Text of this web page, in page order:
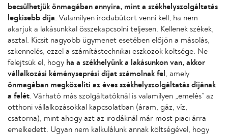
becsülhetjük önmagában annyira, mint a székhelyszolgáltatás
legkisebb díja . Valamilyen irodabútort venni kell, ha nem
akarjuk a lakásunkkal összekapcsolni teljesen. Kellenek székek,
asztal. Kicsit nagyobb ügymenet esetében előjön a másolás,
szkennelés, ezzel a számítástechnikai eszközök költsége. Ne
felejtsük el, hogy ha a székhelyünk a lakásunkon van, akkor
vállalkozási kéményseprési díjat számolnak fel
, amely
önmagában megközelíti az éves székhelyszolgáltatás díjának
a felét . Várható más szolgáltatóknál is valamilyen „emelés” az
otthoni vállalkozásokkal kapcsolatban (áram, gáz, víz,
csatorna), mint ahogy azt az irodáknál már most piaci árra
emelkedett. Ugyan nem kalkulálunk annak költségével, hogy